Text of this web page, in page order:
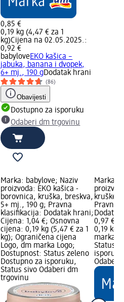
0,85 €
0,19 kg (4,47 € za 1
kg)Cijena na 02.05.2025.:
0,92 €
babyloveEKO kašica –
jabuka, banana i dvopek,
6+ mj., 190 gDodatak hrani
(86)
Obavijesti
Dostupno za isporuku
Odaberi dm trgovinu
Marka: babylove; Naziv
proizvoda: EKO kašica -
borovnica, kruška, breskva,
5+ mj., 190 g; Pravna
klasifikacija: Dodatak hrani;
Cijena: 1,04 €; Osnovna
cijena: 0,19 kg (5,47 € za 1
kg); Ograničena cijena
Logo, dm marka Logo;
Dostupnost: Status zeleno
Dostupno za isporuku,
Status sivo Odaberi dm
trgovinu
Marka:
kruške,
Pravna
0,97 €;
0,19 kg
marka
Status
Odaberi